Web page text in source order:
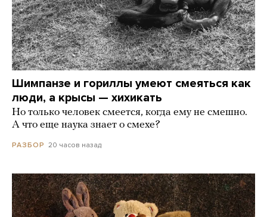
Шимпанзе и гориллы умеют смеяться как
люди, а крысы — хихикать
Но только человек смеется, когда ему не смешно.
А что еще наука знает о смехе?
РАЗБОР 20 часов назад